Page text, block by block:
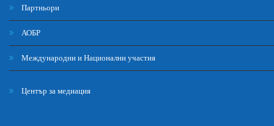
Партньори
АОБР
Международни и Национални участия
Център за медиация